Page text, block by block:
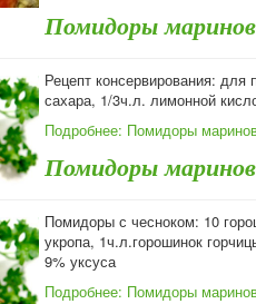
Помидоры
Рецепт консервирования:
сахара, 1/3ч.л. лимонной
Подробнее: Помидоры
Помидоры
Помидоры с чесноком: 10
укропа, 1ч.л.горошинок
9% уксуса
Подробнее: Помидоры